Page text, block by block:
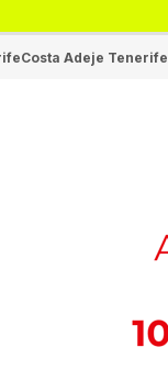
Costa Adeje Tenerife